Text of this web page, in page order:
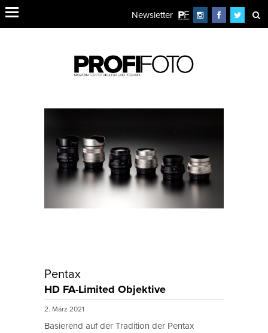
Newsletter
Pentax
HD FA-Limited Objektive
2. März 2021
Basierend auf der Tradition der Pentax